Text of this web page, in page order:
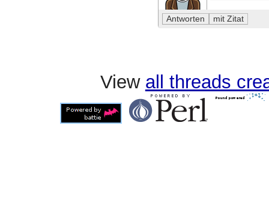
View all threads